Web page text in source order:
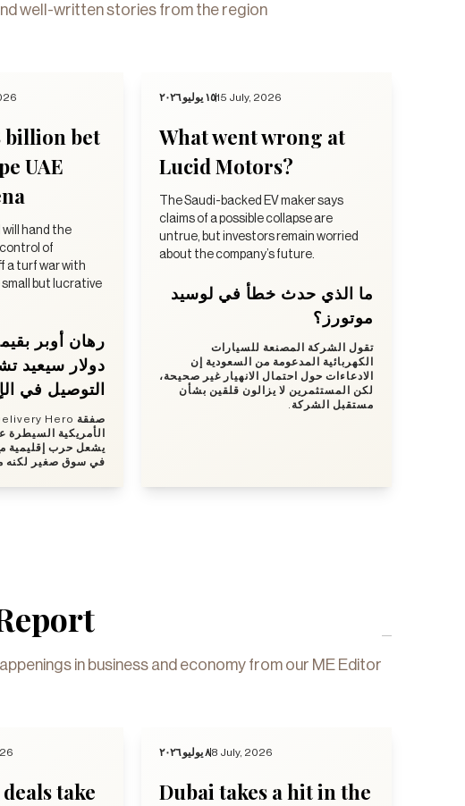
well-written stories from the region
billion bet
UAE
will hand the
of
a turf war with
but lucrative
دولار سيعيد
التوصيل في
يشعل حرب إقليمية
في سوق صغير لكنه
١٥ يوليو ٢٠٢٦15 July, 2026
What went wrong at
Lucid Motors?
The Saudi-backed EV maker says
claims of a possible collapse are
untrue, but investors remain worried
about the company’s future.
ما الذي حدث خطأ في لوسيد
موتورز؟
تقول الشركة المصنعة للسيارات
الكهربائية المدعومة من السعودية إن
الادعاءات حول احتمال الانهيار غير صحيحة،
لكن المستثمرين لا يزالون قلقين بشأن
مستقبل الشركة.
in business and economy from our ME Editor
take
٨ يوليو ٢٠٢٦8 July, 2026
Dubai takes a hit in the